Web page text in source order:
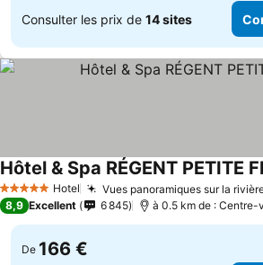
Consulter les prix de 14 sites
5 Étoiles Hotel Vues panoramiques sur la
Hôtel & Spa RÉGENT PETITE
8,9 Excellent 6 845 à 0.5 km de : Centre-
De 166 €